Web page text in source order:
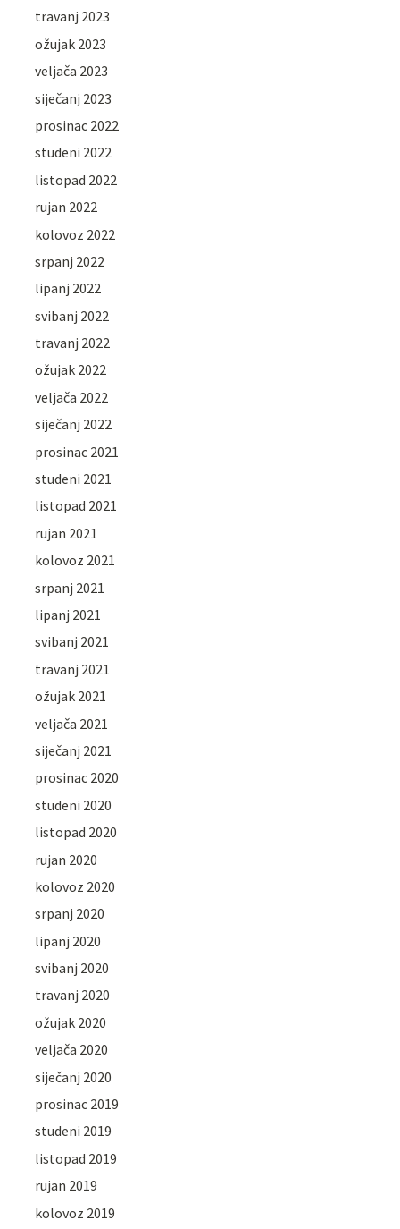
travanj 2023
ožujak 2023
veljača 2023
siječanj 2023
prosinac 2022
studeni 2022
listopad 2022
rujan 2022
kolovoz 2022
srpanj 2022
lipanj 2022
svibanj 2022
travanj 2022
ožujak 2022
veljača 2022
siječanj 2022
prosinac 2021
studeni 2021
listopad 2021
rujan 2021
kolovoz 2021
srpanj 2021
lipanj 2021
svibanj 2021
travanj 2021
ožujak 2021
veljača 2021
siječanj 2021
prosinac 2020
studeni 2020
listopad 2020
rujan 2020
kolovoz 2020
srpanj 2020
lipanj 2020
svibanj 2020
travanj 2020
ožujak 2020
veljača 2020
siječanj 2020
prosinac 2019
studeni 2019
listopad 2019
rujan 2019
kolovoz 2019